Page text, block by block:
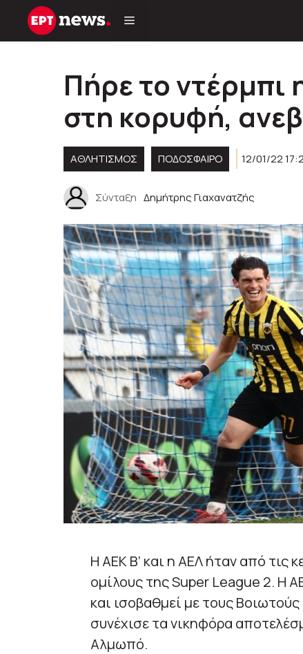
Μετάβαση
Πήρε το ντέρμπι
στη κορυφή,
ΑΘΛΗΤΙΣΜΟΣ ΠΟΔΟΣΦΑΙΡΟ 12/01/22
Σύνταξη Δημήτρης Γιαχανατζής
Η ΑΕΚ Β’ και η ΑΕΛ ήταν από τις
ομίλους της Super League 2. Η
και ισοβαθμεί με τους
συνέχισε τα νικηφόρα
Αλμωπό.